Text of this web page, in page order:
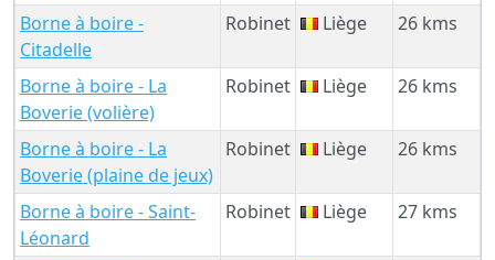
Borne à boire -
Citadelle
Robinet Liège 26 kms
Borne à boire - La
Boverie (volière)
Robinet Liège 26 kms
Borne à boire - La
Boverie (plaine de jeux)
Robinet Liège 26 kms
Borne à boire - Saint-
Léonard
Robinet Liège 27 kms